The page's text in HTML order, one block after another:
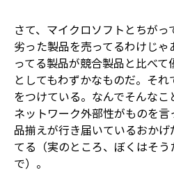
さて、マイクロソフトとちがっ
劣った製品を売ってるわけじ
ってる製品が競合製品と比べ
としてもわずかなものだ。そ
をつけている。なんでそんなこ
ネットワーク外部性がものを
品揃えが行き届いているおか
てる（実のところ、ぼくはそ
で）。